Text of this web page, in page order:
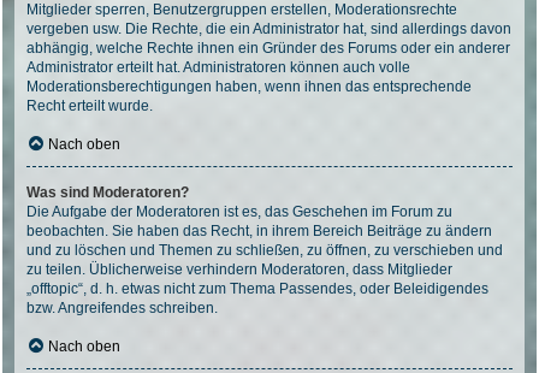
Mitglieder sperren, Benutzergruppen erstellen, Moderationsrechte
vergeben usw. Die Rechte, die ein Administrator hat, sind allerdings davon
abhängig, welche Rechte ihnen ein Gründer des Forums oder ein anderer
Administrator erteilt hat. Administratoren können auch volle
Moderationsberechtigungen haben, wenn ihnen das entsprechende
Recht erteilt wurde.
Nach oben
Was sind Moderatoren?
Die Aufgabe der Moderatoren ist es, das Geschehen im Forum zu
beobachten. Sie haben das Recht, in ihrem Bereich Beiträge zu ändern
und zu löschen und Themen zu schließen, zu öffnen, zu verschieben und
zu teilen. Üblicherweise verhindern Moderatoren, dass Mitglieder
„offtopic“, d. h. etwas nicht zum Thema Passendes, oder Beleidigendes
bzw. Angreifendes schreiben.
Nach oben